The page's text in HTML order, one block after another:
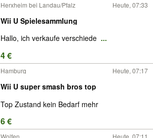
Herxheim bei Landau/Pfalz Heute, 07:33
Wii U Spielesammlung
Hallo, ich verkaufe verschiede ...
4 €
Hamburg Heute, 07:17
Wii U super smash bros top
Top Zustand kein Bedarf mehr
6 €
Wolfen Heute, 07:11